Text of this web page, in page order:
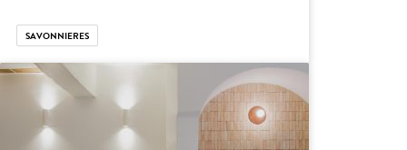
SAVONNIERES